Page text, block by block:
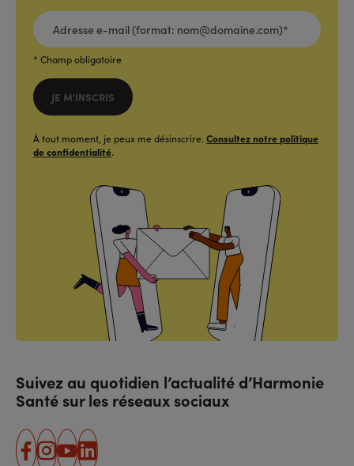
ADRESSE
E-
MAIL
(FORMAT:
NOM@DOMAINE.COM)*
* Champ obligatoire
JE M'INSCRIS
À tout moment, je peux me désinscrire. Consultez notre politique
de confidentialité.
Suivez au quotidien l’actualité d’Harmonie
Santé sur les réseaux sociaux